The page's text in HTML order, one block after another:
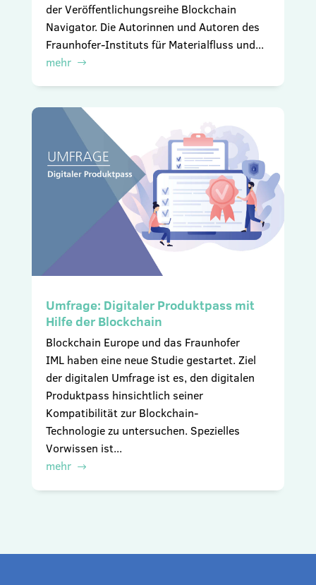
der Veröffentlichungsreihe Blockchain
Navigator. Die Autorinnen und Autoren des
Fraunhofer-Instituts für Materialfluss und...
mehr
Umfrage: Digitaler Produktpass mit
Hilfe der Blockchain
Blockchain Europe und das Fraunhofer
IML haben eine neue Studie gestartet. Ziel
der digitalen Umfrage ist es, den digitalen
Produktpass hinsichtlich seiner
Kompatibilität zur Blockchain-
Technologie zu untersuchen. Spezielles
Vorwissen ist...
mehr